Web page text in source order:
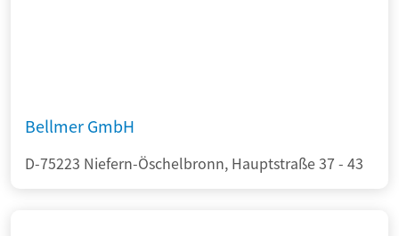
Bellmer GmbH
D-75223 Niefern-Öschelbronn, Hauptstraße 37 - 43